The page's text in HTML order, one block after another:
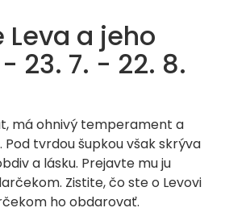
a jeho
23. 7. - 22. 8.
má ohnivý temperament a
tvrdou šupkou však skrýva
a lásku. Prejavte mu ju
Zistite, čo ste o Levovi
ho obdarovať.